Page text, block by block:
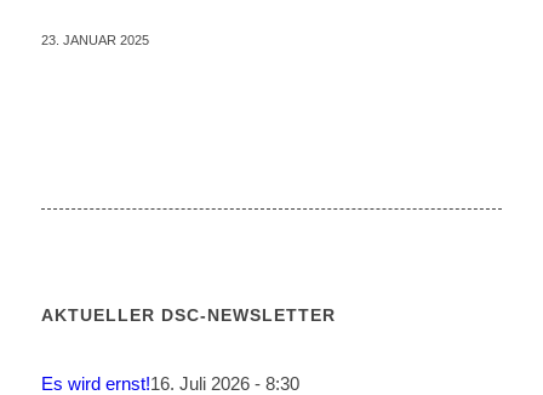
23. JANUAR 2025
AKTUELLER DSC-NEWSLETTER
Es wird ernst!16. Juli 2026 - 8:30